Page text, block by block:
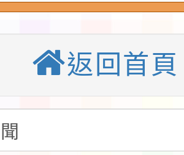
再辦理後續甄選)
排一案
園市補助參觀特色
動實施計畫」
校安中心白海豚
領人才培育課程
返回首頁